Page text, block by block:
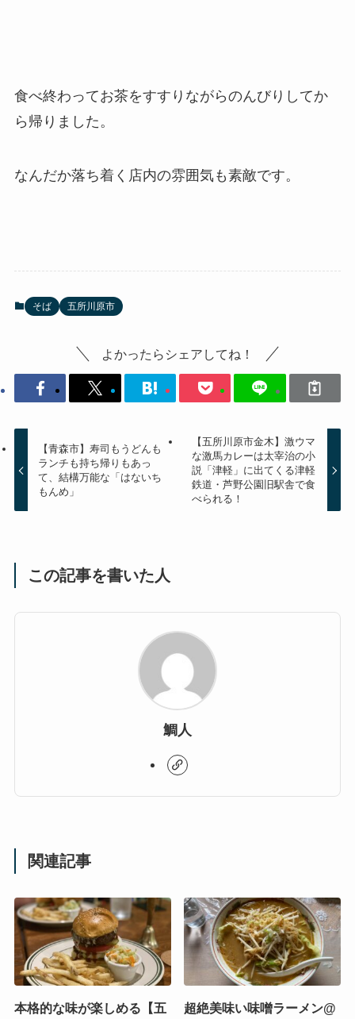
食べ終わってお茶をすすりながらのんびりしてか
ら帰りました。
なんだか落ち着く店内の雰囲気も素敵です。
そば 五所川原市
よかったらシェアしてね！
【青森市】寿司もうどんも
ランチも持ち帰りもあっ
て、結構万能な「はないち
もんめ」
【五所川原市金木】激ウマ
な激馬カレーは太宰治の小
説「津軽」に出てくる津軽
鉄道・芦野公園旧駅舎で食
べられる！
この記事を書いた人
鯛人
関連記事
本格的な味が楽しめる【五
超絶美味い味噌ラーメン@